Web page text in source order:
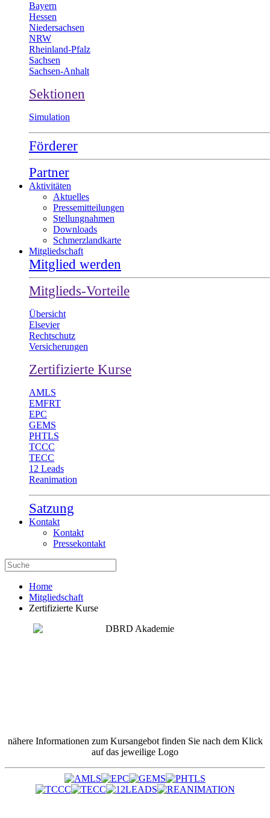
Bayern
Hessen
Niedersachsen
NRW
Rheinland-Pfalz
Sachsen
Sachsen-Anhalt
Sektionen
Simulation
Förderer
Partner
Aktivitäten
Aktuelles
Pressemitteilungen
Stellungnahmen
Downloads
Schmerzlandkarte
Mitgliedschaft
Mitglied werden
Mitglieds-Vorteile
Übersicht
Elsevier
Rechtschutz
Versicherungen
Zertifizierte Kurse
AMLS
EMFRT
EPC
GEMS
PHTLS
TCCC
TECC
12 Leads
Reanimation
Satzung
Kontakt
Kontakt
Pressekontakt
Home
Mitgliedschaft
Zertifizierte Kurse
nähere Informationen zum Kursangebot finden Sie nach dem Klick
auf das jeweilige Logo